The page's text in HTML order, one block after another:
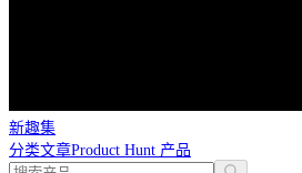
新趣集
分类文章Product Hunt 产品